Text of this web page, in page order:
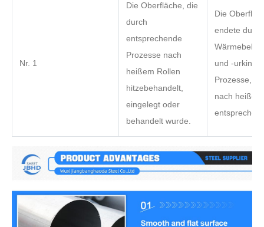
Nr. 1
Die Oberfläche, die
durch
entsprechende
Prozesse nach
heißem Rollen
hitzebehandelt,
eingelegt oder
behandelt wurde.
Die
endete durch
und -urking
Prozesse,
nach
entsprechen.